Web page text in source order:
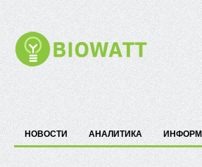
НОВОСТИ АНАЛИТИКА